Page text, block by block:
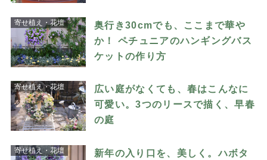
寄せ植え・花壇
奥行き30cmでも、ここまで華や
か！ ペチュニアのハンギングバス
ケットの作り方
寄せ植え・花壇
広い庭がなくても、春はこんなに
可愛い。3つのリースで描く、早春
の庭
寄せ植え・花壇
新年の入り口を、美しく。ハボタ